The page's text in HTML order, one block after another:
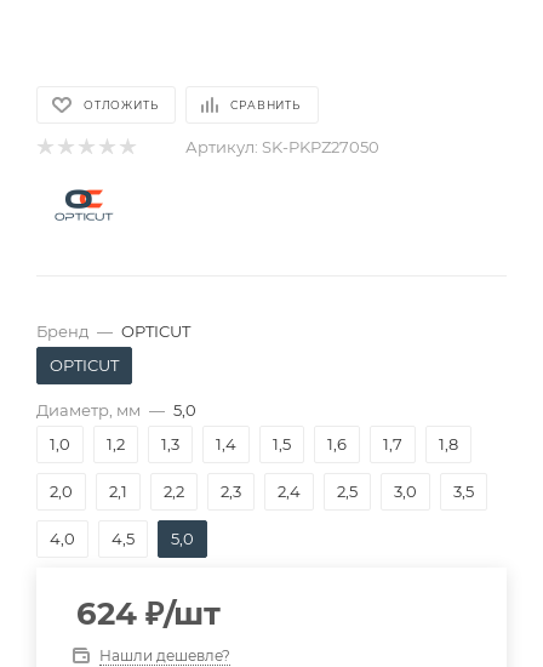
ОТЛОЖИТЬ СРАВНИТЬ
Артикул: SK-PKPZ27050
Бренд — OPTICUT
OPTICUT
Диаметр, мм — 5,0
1,0
1,2 1,3 1,4 1,5 1,6 1,7 1,8
2,0 2,1 2,2 2,3 2,4 2,5 3,0 3,5
4,0 4,5 5,0
624 ₽/шт
Нашли дешевле?